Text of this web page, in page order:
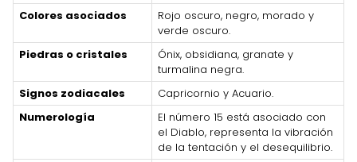
Colores asociados
Rojo oscuro, negro, morado y
verde oscuro.
Piedras o cristales
Ónix, obsidiana, granate y
turmalina negra.
Signos zodiacales
Capricornio y Acuario.
Numerología
El número 15 está asociado con
el Diablo, representa la vibración
de la tentación y el desequilibrio.